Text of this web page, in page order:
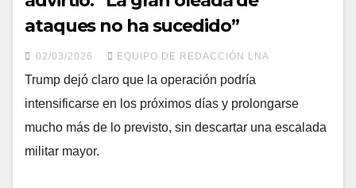
ataques no ha sucedido”
02/03/2026 EQUIPO DE REDACCIÓN LNA
Trump dejó claro que la operación podría
intensificarse en los próximos días y prolongarse
mucho más de lo previsto, sin descartar una escalada
militar mayor.